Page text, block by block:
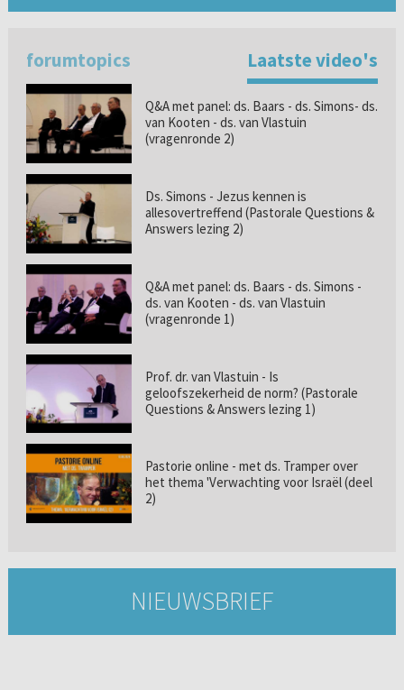
forumtopics Laatste video's
Q&A met panel: ds. Baars - ds. Simons- ds.
van Kooten - ds. van Vlastuin
(vragenronde 2)
Ds. Simons - Jezus kennen is
allesovertreffend (Pastorale Questions &
Answers lezing 2)
Q&A met panel: ds. Baars - ds. Simons -
ds. van Kooten - ds. van Vlastuin
(vragenronde 1)
Prof. dr. van Vlastuin - Is
geloofszekerheid de norm? (Pastorale
Questions & Answers lezing 1)
Pastorie online - met ds. Tramper over
het thema 'Verwachting voor Israël (deel
2)
NIEUWSBRIEF